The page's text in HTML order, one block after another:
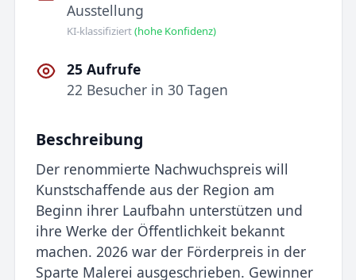
Ausstellung
KI-klassifiziert(hohe Konfidenz)
25 Aufrufe
22 Besucher in 30 Tagen
Beschreibung
Der renommierte Nachwuchspreis will
Kunstschaffende aus der Region am
Beginn ihrer Laufbahn unterstützen und
ihre Werke der Öffentlichkeit bekannt
machen. 2026 war der Förderpreis in der
Sparte Malerei ausgeschrieben. Gewinner